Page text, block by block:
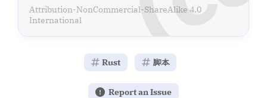
Attribution-NonCommercial-ShareAlike 4.0
International
Rust 脚本
Report an Issue